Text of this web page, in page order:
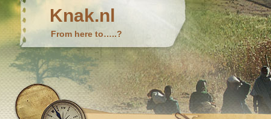
Knak.nl
From here to…..?